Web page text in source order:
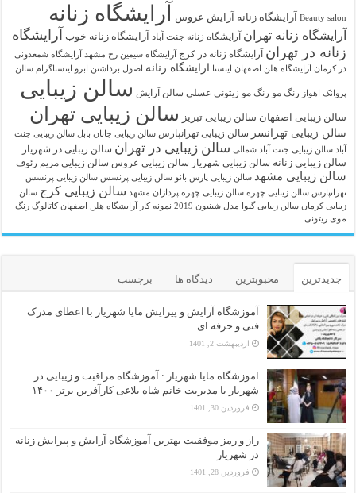
Beauty salon آرايشگاه زنانه آرایش عروس آرایشگاه زنانه
آرایشگاه زنانه تهران آرایشگاه زنانه جنت آباد آرایشگاه زنانه خوب آرایشگاه
زنانه در تهران آرایشگاه زنانه در کرج آرایشگاه سیمین رخ مشهد
آرایشگاه شمعدونی
در کرمان آرایشگاه هلن اصفهان اینستا ارایشگاه زنانه اصول برداشتن ابرو اینستاگرام سالن
پروانک اهواز رنگ مو رنگ مو زیتونی عسلی سالن آرایش سالن زیبایی
سالن زیبایی اصفهان سالن زیبایی تبریز سالن زیبایی تهران
سالن زیبایی تهرانسر سالن زیبایی تهرانپارس سالن زیبایی جانان بابل سالن زیبایی جنت
آباد سالن زیبایی جنت آباد شمالی سالن زیبایی در تهران سالن زیبایی در شهریار
سالن زیبایی زنانه سالن زیبایی شهریار سالن زیبایی عروس سالن زیبایی مریم رئوف
سالن زیبایی مشهد سالن زیبایی پارس بانو سالن زیبایی پرنسس سالن زیبایی پرنسس
تهرانپارس سالن زیبایی چهره سالن زیبایی چهره پردازان مشهد سالن زیبایی کرج سالن
زیبایی کرمان سالن زیبایی گیوا مدل شینیون 2019 نمونه کار آرایشگاه هلن اصفهان کاتالوگ رنگ
موی زیتونی
جدیدترین محبوبترین دیدگاه ها برچسب
آموزشگاه آرایش و پیرایش مایا شهریار با اعطای مدرک
فنی و حرفه ای
اردیبهشت 2, 1401
اموزشگاه مایا شهریار : آموزشگاه مراقبت و زیبایی در
شهریار با مدیریت خانم شاه بلاغی کارآفرین برتر ۱۴۰۰
فروردین 30, 1401
راز و رمز موفقیت بهترین آموزشگاه آرایش و پیرایش زنانه
در شهریار
فروردین 28, 1401